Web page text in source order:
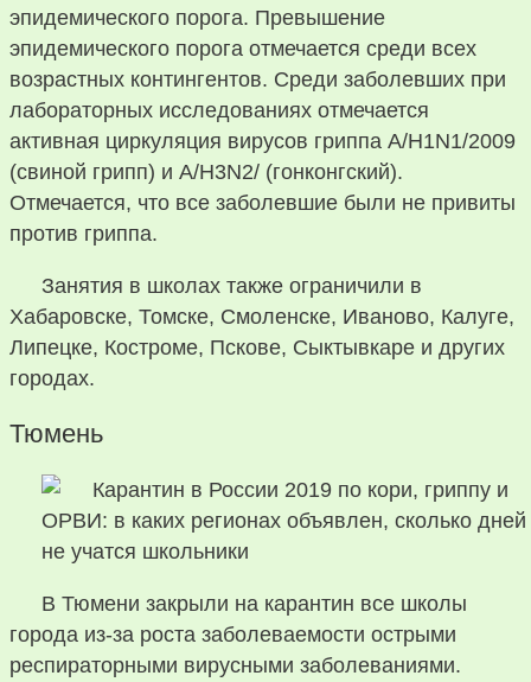
эпидемического порога. Превышение
эпидемического порога отмечается среди всех
возрастных контингентов. Среди заболевших при
лабораторных исследованиях отмечается
активная циркуляция вирусов гриппа А/H1N1/2009
(свиной грипп) и А/H3N2/ (гонконгский).
Отмечается, что все заболевшие были не привиты
против гриппа.
Занятия в школах также ограничили в
Хабаровске, Томске, Смоленске, Иваново, Калуге,
Липецке, Костроме, Пскове, Сыктывкаре и других
городах.
Тюмень
В Тюмени закрыли на карантин все школы
города из-за роста заболеваемости острыми
респираторными вирусными заболеваниями.